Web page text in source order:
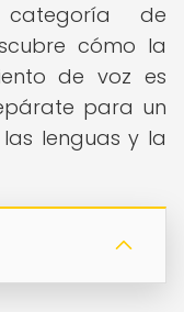
de
cómo la
de voz es
para un
lenguas y la